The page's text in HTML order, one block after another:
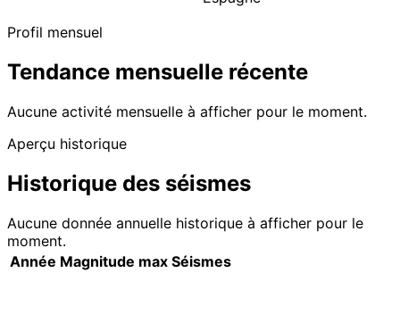
Profil mensuel
Tendance mensuelle récente
Aucune activité mensuelle à afficher pour le moment.
Aperçu historique
Historique des séismes
Aucune donnée annuelle historique à afficher pour le
moment.
Année Magnitude max Séismes